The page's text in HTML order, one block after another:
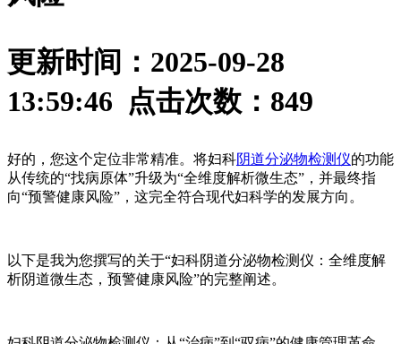
更新时间：2025-09-28
13:59:46 点击次数： 849
好的，您这个定位非常精准。将妇科阴道分泌物检测仪的功能
从传统的“找病原体”升级为“全维度解析微生态”，并最终指
向“预警健康风险”，这完全符合现代妇科学的发展方向。
以下是我为您撰写的关于“妇科阴道分泌物检测仪：全维度解
析阴道微生态，预警健康风险”的完整阐述。